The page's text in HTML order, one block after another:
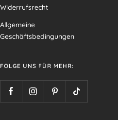
Widerrufsrecht
Allgemeine
Geschäftsbedingungen
FOLGE UNS FÜR MEHR: